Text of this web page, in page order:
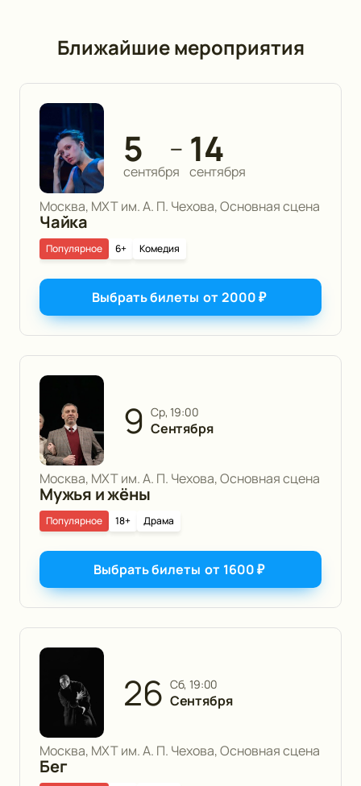
Ближайшие мероприятия
5
сентября
— 14
сентября
Москва, МХТ им. А. П. Чехова, Основная сцена
Чайка
6+ Комедия
Популярное
Выбрать билеты от2000₽
9 ср, 19:00
Сентября
Москва, МХТ им. А. П. Чехова, Основная сцена
Мужья и жёны
18+ Драма
Популярное
Выбрать билеты от 1600₽
26 сб, 19:00
Сентября
Москва, МХТ им. А. П. Чехова, Основная сцена
Бег